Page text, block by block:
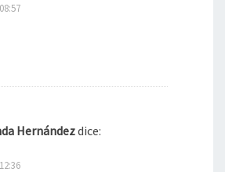
Hernándezdice: